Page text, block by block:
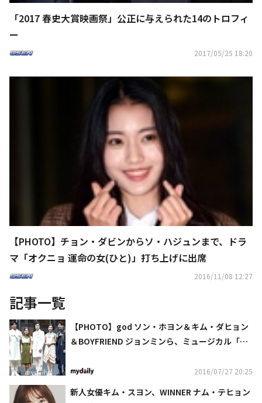
「2017 春史大賞映画祭」公正に与えられた14のトロフィ
ー
2017/05/25 18:20
【PHOTO】チョン・ダビンからソ・ハジュンまで、ドラ
マ「オクニョ 運命の女(ひと)」打ち上げに出席
2016/11/08 12:27
記事一覧
【PHOTO】god ソン・ホヨン＆キム・ダヒョン
＆BOYFRIEND ジョンミンら、ミュージカル「PE
2016/07/27 20:25
新人女優キム・スヨン、WINNER ナム・テヒョン